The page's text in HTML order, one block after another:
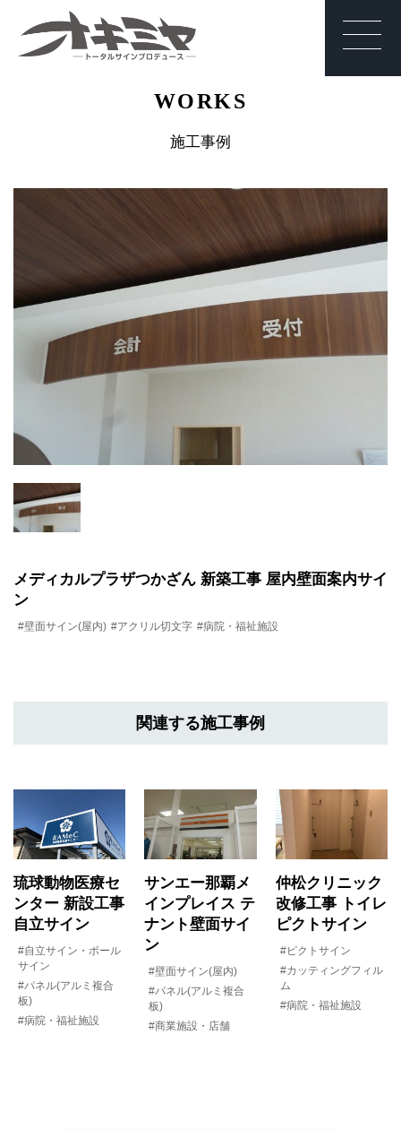
板 有限会社オキWORKS
施工事例
メディカルプラザつかざん 新築工事 屋内壁面案内サイ
ン
#壁面サイン(屋内) #アクリル切文字 #病院・福祉施設
関連する施工事例
琉球動物医療セ
ンター 新設工事
自立サイン
#自立サイン・ポール
サイン
#パネル(アルミ複合
板)
#病院・福祉施設
サンエー那覇メ
インプレイス テ
ナント壁面サイ
ン
#壁面サイン(屋内)
#パネル(アルミ複合
板)
#商業施設・店舗
仲松クリニック
改修工事 トイレ
ピクトサイン
#ピクトサイン
#カッティングフィル
ム
#病院・福祉施設